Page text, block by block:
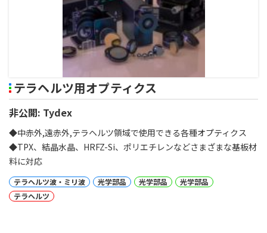
テラヘルツ用オプティクス
非公開: Tydex
◆中赤外,遠赤外,テラヘルツ領域で使用できる各種オプティクス
◆TPX、結晶水晶、HRFZ-Si、ポリエチレンなどさまざまな基板材
料に対応
テラヘルツ波・ミリ波 光学部品 光学部品
光学部品
テラヘルツ